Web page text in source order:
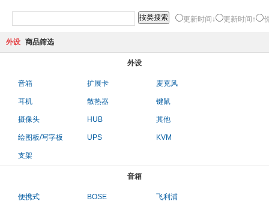
更新时间↓ 更新时间↑
外设 商品筛选
外设
音箱 扩展卡 麦克风
耳机 散热器 键鼠
摄像头 HUB 其他
绘图板/写字板 UPS KVM
支架
音箱
便携式 BOSE 飞利浦